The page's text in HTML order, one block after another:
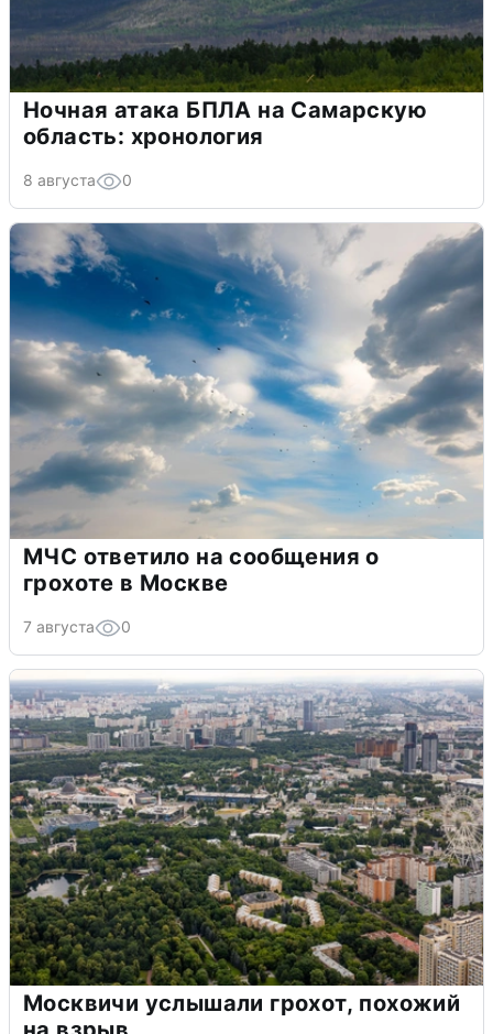
Ночная атака БПЛА на Самарскую
область: хронология
8 августа 0
МЧС ответило на сообщения о
грохоте в Москве
7 августа 0
Москвичи услышали грохот, похожий